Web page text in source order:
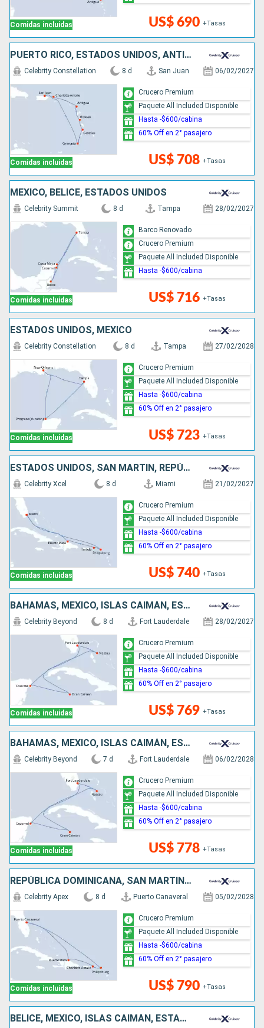
Comidas incluidas US$ 690 +Tasas
PUERTO RICO, ESTADOS UNIDOS, ANTIGUA Y BARBUDA, DOMINICA, SANTA LUCIA, GRENADA
Comidas incluidas
Celebrity Constellation 8 d San Juan 06/02/2027
US$ 708 +Tasas
Crucero Premium
Paquete All Included Disponible
Hasta -$600/cabina
60% Off en 2° pasajero
MÉXICO, BELICE, ESTADOS UNIDOS
Comidas incluidas
Celebrity Summit 8 d Tampa 28/02/2027
US$ 716 +Tasas
Barco Renovado
Crucero Premium
Paquete All Included Disponible
Hasta -$600/cabina
ESTADOS UNIDOS, MÉXICO
Comidas incluidas
Celebrity Constellation 8 d Tampa 27/02/2028
US$ 723 +Tasas
Crucero Premium
Paquete All Included Disponible
Hasta -$600/cabina
60% Off en 2° pasajero
ESTADOS UNIDOS, SAN MARTÍN, REPÚBLICA DOMINICANA
Comidas incluidas
Celebrity Xcel 8 d Miami 21/02/2027
US$ 740 +Tasas
Crucero Premium
Paquete All Included Disponible
Hasta -$600/cabina
60% Off en 2° pasajero
BAHAMAS, MÉXICO, ISLAS CAIMÁN, ESTADOS UNIDOS
Comidas incluidas
Celebrity Beyond 8 d Fort Lauderdale 28/02/2027
US$ 769 +Tasas
Crucero Premium
Paquete All Included Disponible
Hasta -$600/cabina
60% Off en 2° pasajero
BAHAMAS, MÉXICO, ISLAS CAIMÁN, ESTADOS UNIDOS
Comidas incluidas
Celebrity Beyond 7 d Fort Lauderdale 06/02/2028
US$ 778 +Tasas
Crucero Premium
Paquete All Included Disponible
Hasta -$600/cabina
60% Off en 2° pasajero
REPÚBLICA DOMINICANA, SAN MARTÍN, ESTADOS UNIDOS
Comidas incluidas
Celebrity Apex 8 d Puerto Canaveral 05/02/2028
US$ 790 +Tasas
Crucero Premium
Paquete All Included Disponible
Hasta -$600/cabina
60% Off en 2° pasajero
BELICE, MÉXICO, ISLAS CAIMÁN, ESTADOS UNIDOS